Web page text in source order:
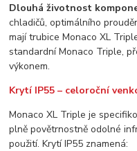
Dlouhá životnost
chladičů, optimálního
mají trubice Monaco XL
standardní Monaco Triple,
výkonem.
Krytí IP55 – celoroční
Monaco XL Triple je
plně povětrnostně odolné
použití. Krytí IP55 znamená: